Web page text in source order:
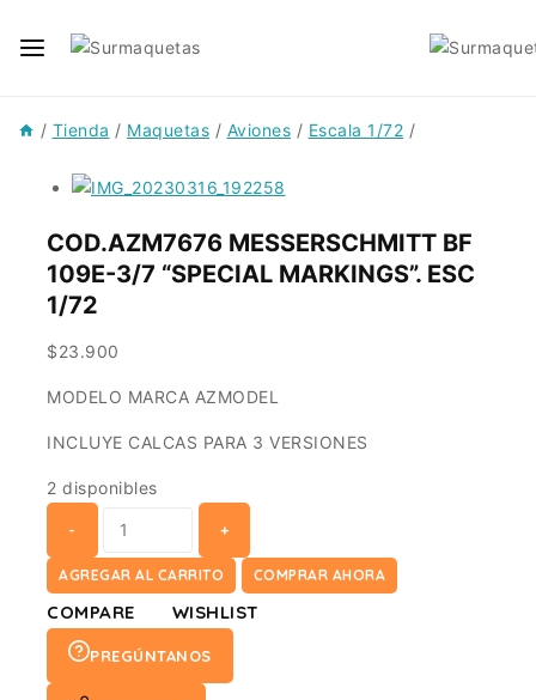
/ Tienda / Maquetas / Aviones / Escala 1/72 /
COD.AZM7676 MESSERSCHMITT BF
109E-3/7 “SPECIAL MARKINGS”. ESC
1/72
$23.900
MODELO MARCA AZMODEL
INCLUYE CALCAS PARA 3 VERSIONES
2 disponibles
BF
109E-
3/7
"SPECIAL
MARKINGS".
AGREGAR AL CARRITO COMPRAR AHORA
COMPARE WISHLIST
PREGÚNTANOS